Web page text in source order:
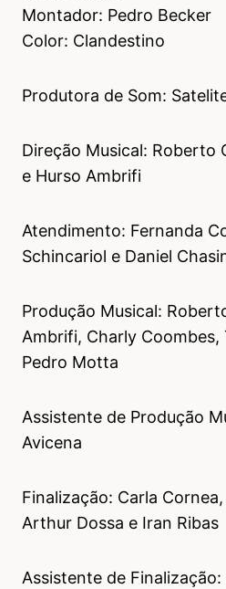
Montador: Pedro Becker
Color: Clandestino
Produtora de Som:
Direção Musical: Roberto
e Hurso Ambrifi
Atendimento: Fernanda
Schincariol e Daniel
Produção Musical:
Ambrifi, Charly
Pedro Motta
Assistente de Produção
Avicena
Finalização: Carla
Arthur Dossa e Iran Ribas
Assistente de